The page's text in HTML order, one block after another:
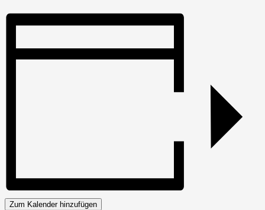
Zum Kalender hinzufügen